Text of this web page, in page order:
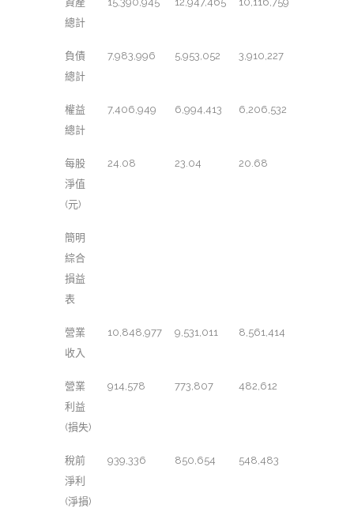
總計
負債
總計
7,983,996 5,953,052 3,910,227
權益
總計
7,406,949 6,994,413 6,206,532
每股
淨值
(元)
24.08 23.04 20.68
簡明
綜合
損益
表
營業
收入
10,848,977 9,531,011 8,561,414
營業
利益
(損失)
914,578 773,807 482,612
稅前
淨利
(淨損)
939,336 850,654 548,483